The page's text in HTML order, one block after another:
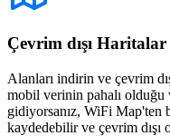
Çevrim dışı Haritalar
Alanları indirin ve çevrim
mobil verinin pahalı olduğu
gidiyorsanız, WiFi Map'ten
kaydedebilir ve çevrim